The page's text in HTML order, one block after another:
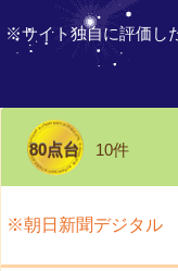
※サイト独自に評価し
80点台 10件
※朝日新聞デジタル